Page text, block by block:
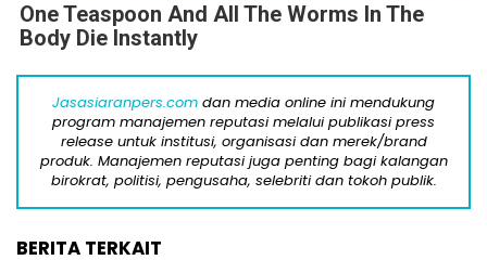
One Teaspoon And All The Worms In The
Body Die Instantly
Jasasiaranpers.com dan media online ini mendukung
program manajemen reputasi melalui publikasi press
release untuk institusi, organisasi dan merek/brand
produk. Manajemen reputasi juga penting bagi kalangan
birokrat, politisi, pengusaha, selebriti dan tokoh publik.
BERITA TERKAIT